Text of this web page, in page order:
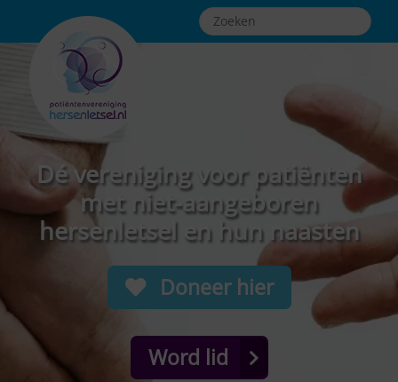
Dé vereniging voor patiënten
met niet-aangeboren
hersenletsel en hun naasten
Doneer hier
Word lid